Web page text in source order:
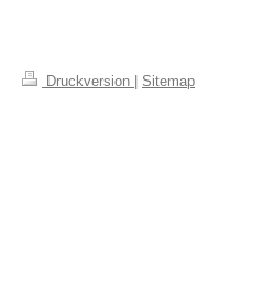
Druckversion Sitemap